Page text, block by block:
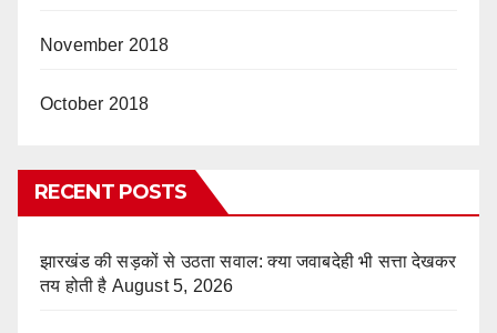
November 2018
October 2018
RECENT POSTS
झारखंड की सड़कों से उठता सवाल: क्या जवाबदेही भी सत्ता देखकर
तय होती है August 5, 2026